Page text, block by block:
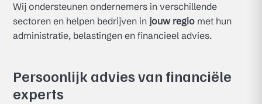
Wij ondersteunen ondernemers in verschillende
sectoren en helpen bedrijven in jouw regio met hun
administratie, belastingen en financieel advies.
Persoonlijk advies van financiële
experts